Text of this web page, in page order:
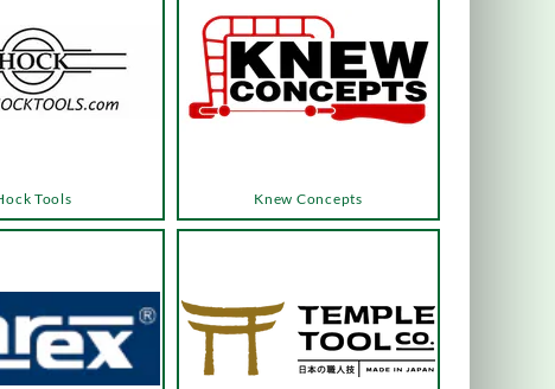
varier, alors n’hésitez pas à nous contacter pour
ou les boutons dédiés, qui vous mèneront
Tools Knew Concepts